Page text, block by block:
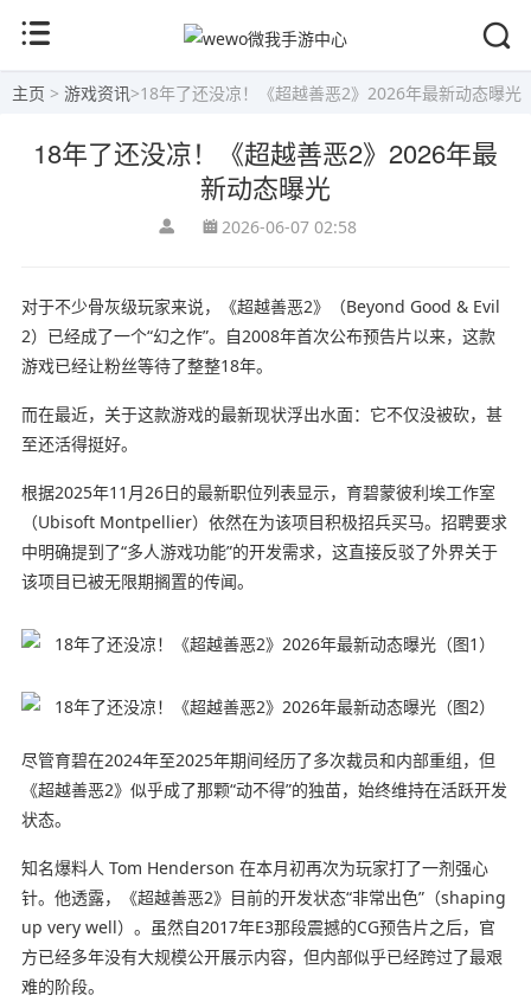
主页 > 游戏资讯>18年了还没凉！《超越善恶2》2026年最新动态曝光
18年了还没凉！《超越善恶2》2026年最
新动态曝光
2026-06-07 02:58
对于不少骨灰级玩家来说，《超越善恶2》（Beyond Good & Evil
2）已经成了一个“幻之作”。自2008年首次公布预告片以来，这款
游戏已经让粉丝等待了整整18年。
而在最近，关于这款游戏的最新现状浮出水面：它不仅没被砍，甚
至还活得挺好。
根据2025年11月26日的最新职位列表显示，育碧蒙彼利埃工作室
（Ubisoft Montpellier）依然在为该项目积极招兵买马。招聘要求
中明确提到了“多人游戏功能”的开发需求，这直接反驳了外界关于
该项目已被无限期搁置的传闻。
尽管育碧在2024年至2025年期间经历了多次裁员和内部重组，但
《超越善恶2》似乎成了那颗“动不得”的独苗，始终维持在活跃开发
状态。
知名爆料人 Tom Henderson 在本月初再次为玩家打了一剂强心
针。他透露，《超越善恶2》目前的开发状态“非常出色”（shaping
up very well）。虽然自2017年E3那段震撼的CG预告片之后，官
方已经多年没有大规模公开展示内容，但内部似乎已经跨过了最艰
难的阶段。